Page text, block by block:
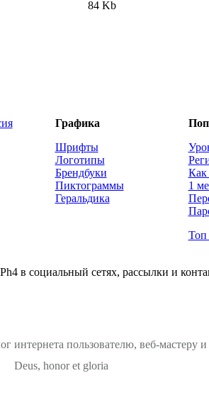
84 Kb
Графика
Шрифты
Логотипы
Брендбуки
Пиктограммы
Геральдика
Как
1
Топ
Ph4 в социальный сетях, рассылки и
интернета пользователю, веб-мастеру
Deus, honor et gloria